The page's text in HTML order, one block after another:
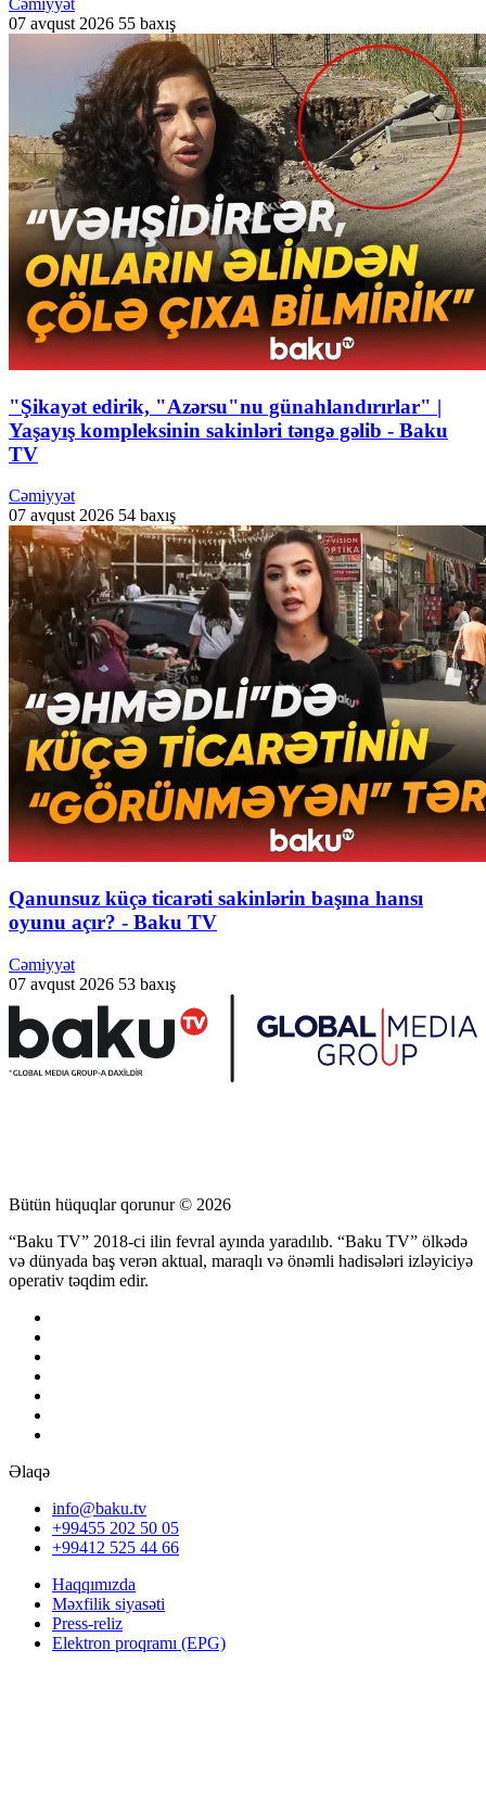
07 avqust 2026 55 baxış
"Şikayət edirik, "Azərsu"nu günahlandırırlar" |
Yaşayış kompleksinin sakinləri təngə gəlib - Baku
TV
Cəmiyyət
07 avqust 2026 54 baxış
Qanunsuz küçə ticarəti sakinlərin başına hansı
oyunu açır? - Baku TV
Cəmiyyət
07 avqust 2026 53 baxış
Bütün hüquqlar qorunur © 2026
“Baku TV” 2018-ci ilin fevral ayında yaradılıb. “Baku TV” ölkədə
və dünyada baş verən aktual, maraqlı və önəmli hadisələri izləyiciyə
operativ təqdim edir.
Əlaqə
info@baku.tv
+99455 202 50 05
+99412 525 44 66
Haqqımızda
Məxfilik siyasəti
Press-reliz
Elektron proqramı (EPG)